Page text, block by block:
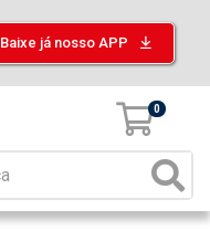
Baixe já nosso APP
0